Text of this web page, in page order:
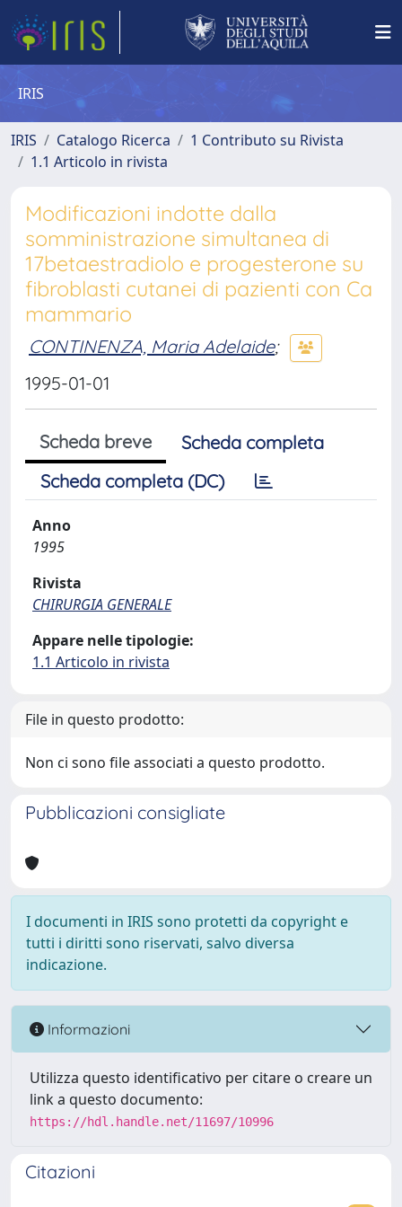
IRIS
IRIS Catalogo Ricerca
1 Contributo su Rivista
1.1 Articolo in rivista
Modificazioni indotte dalla
somministrazione simultanea di
17betaestradiolo e progesterone su
fibroblasti cutanei di pazienti con Ca
mammario
CONTINENZA, Maria Adelaide;
1995-01-01
Scheda breve
Scheda completa
Scheda completa (DC)
Anno
1995
Rivista
CHIRURGIA GENERALE
Appare nelle tipologie:
1.1 Articolo in rivista
File in questo prodotto:
Non ci sono file associati a questo prodotto.
Pubblicazioni consigliate
I documenti in IRIS sono protetti da copyright e
tutti i diritti sono riservati, salvo diversa
indicazione.
Informazioni
Utilizza questo identificativo per citare o creare un
link a questo documento:
https://hdl.handle.net/11697/10996
Citazioni